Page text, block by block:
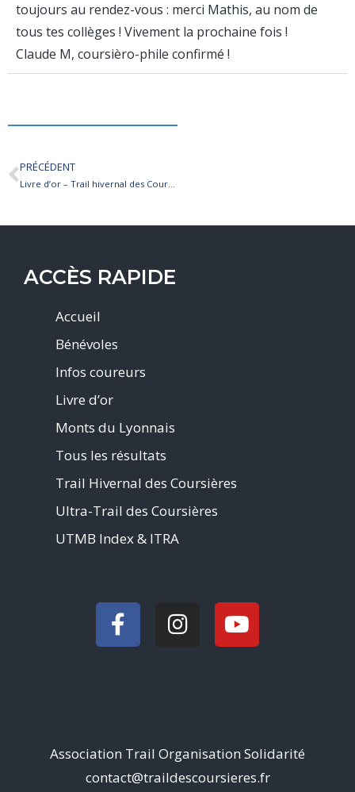
toujours au rendez-vous : merci Mathis, au nom de
tous tes collèges ! Vivement la prochaine fois !
Claude M, coursièro-phile confirmé !
PRÉCÉDENT
Livre d’or – Trail hivernal des Coursières 2026
ACCÈS RAPIDE
Accueil
Bénévoles
Infos coureurs
Livre d’or
Monts du Lyonnais
Tous les résultats
Trail Hivernal des Coursières
Ultra-Trail des Coursières
UTMB Index & ITRA
Association Trail Organisation Solidarité
contact@traildescoursieres.fr